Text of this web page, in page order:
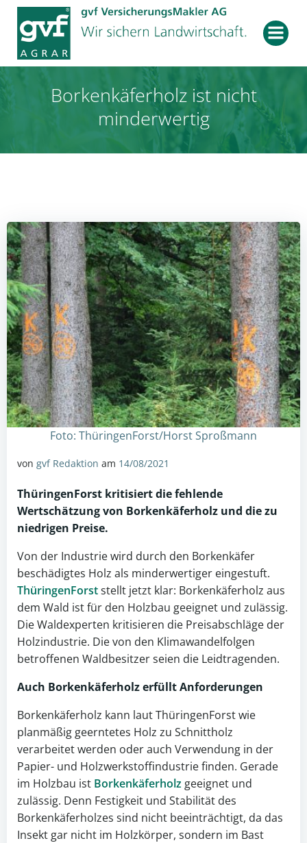
Zum
Inhalt
springen
Borkenkäferholz ist nicht
minderwertig
Foto: ThüringenForst/Horst Sproßmann
von gvf Redaktion am 14/08/2021
ThüringenForst kritisiert die fehlende
Wertschätzung von Borkenkäferholz und die zu
niedrigen Preise.
Von der Industrie wird durch den Borkenkäfer
beschädigtes Holz als minderwertiger eingestuft.
ThüringenForststellt jetzt klar: Borkenkäferholz aus
dem Wald ist für den Holzbau geeignet und zulässig.
Die Waldexperten kritisieren die Preisabschläge der
Holzindustrie. Die von den Klimawandelfolgen
betroffenen Waldbesitzer seien die Leidtragenden.
Auch Borkenkäferholzerfüllt Anforderungen
Borkenkäferholz kann laut ThüringenForst wie
planmäßig geerntetes Holz zu Schnittholz
verarbeitet werden oder auch Verwendung in der
Papier- und Holzwerkstoffindustrie finden. Gerade
im Holzbau ist Borkenkäferholz geeignet und
zulässig. Denn Festigkeit und Stabilität des
Borkenkäferholzes sind nicht beeinträchtigt, da das
Insekt gar nicht im Holzkörper, sondern im Bast